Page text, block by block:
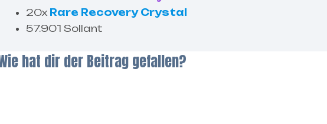
20x Rare Recovery Crystal
57.901 Sollant
hat dir der Beitrag gefallen?